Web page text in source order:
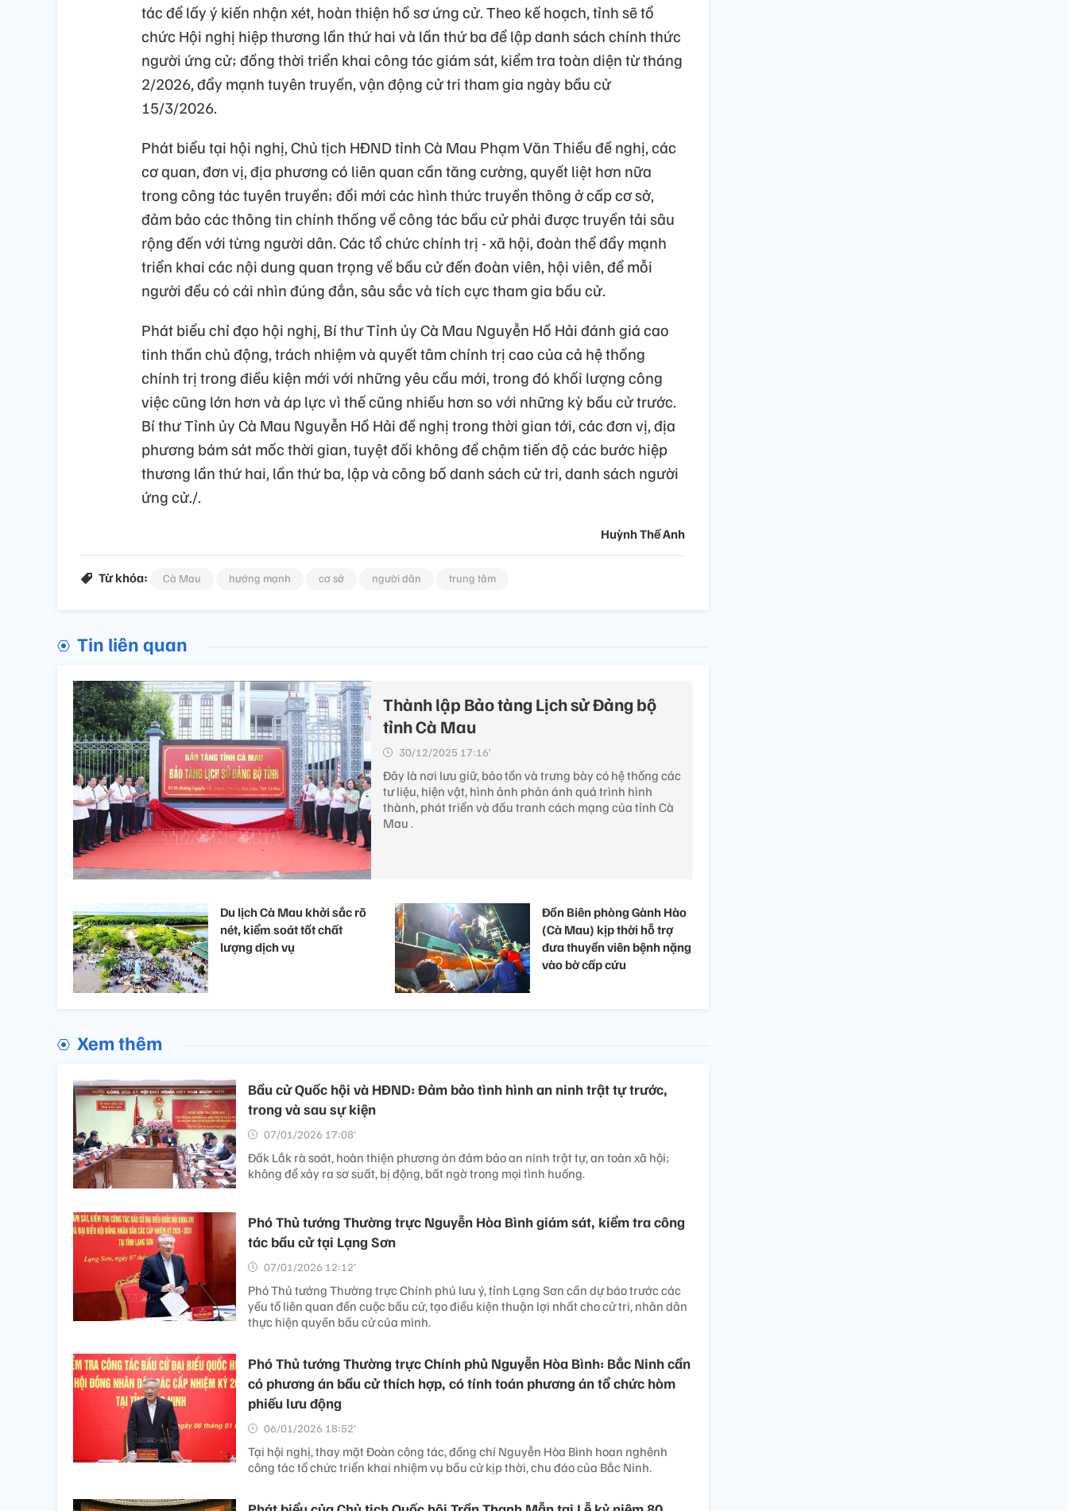
tác để lấy ý kiến nhận xét, hoàn thiện hồ sơ ứng cử. Theo kế hoạch, tỉnh sẽ tổ
chức Hội nghị hiệp thương lần thứ hai và lần thứ ba để lập danh sách chính thức
người ứng cử; đồng thời triển khai công tác giám sát, kiểm tra toàn diện từ tháng
2/2026, đẩy mạnh tuyên truyền, vận động cử tri tham gia ngày bầu cử
15/3/2026.
Phát biểu tại hội nghị, Chủ tịch HĐND tỉnh Cà Mau Phạm Văn Thiều đề nghị, các
cơ quan, đơn vị, địa phương có liên quan cần tăng cường, quyết liệt hơn nữa
trong công tác tuyên truyền; đổi mới các hình thức truyền thông ở cấp cơ sở,
đảm bảo các thông tin chính thống về công tác bầu cử phải được truyền tải sâu
rộng đến với từng người dân. Các tổ chức chính trị - xã hội, đoàn thể đẩy mạnh
triển khai các nội dung quan trọng về bầu cử đến đoàn viên, hội viên, để mỗi
người đều có cái nhìn đúng đắn, sâu sắc và tích cực tham gia bầu cử.
Phát biểu chỉ đạo hội nghị, Bí thư Tỉnh ủy Cà Mau Nguyễn Hồ Hải đánh giá cao
tinh thần chủ động, trách nhiệm và quyết tâm chính trị cao của cả hệ thống
chính trị trong điều kiện mới với những yêu cầu mới, trong đó khối lượng công
việc cũng lớn hơn và áp lực vì thế cũng nhiều hơn so với những kỳ bầu cử trước.
Bí thư Tỉnh ủy Cà Mau Nguyễn Hồ Hải đề nghị trong thời gian tới, các đơn vị, địa
phương bám sát mốc thời gian, tuyệt đối không để chậm tiến độ các bước hiệp
thương lần thứ hai, lần thứ ba, lập và công bố danh sách cử tri, danh sách người
ứng cử./.
Huỳnh Thế Anh
Từ khóa: Cà Mau hướng mạnh cơ sở người dân trung tâm
Tin liên quan
Thành lập Bảo tàng Lịch sử Đảng bộ
tỉnh Cà Mau
30/12/2025 17:16’
Đây là nơi lưu giữ, bảo tồn và trưng bày có hệ thống các
tư liệu, hiện vật, hình ảnh phản ánh quá trình hình
thành, phát triển và đấu tranh cách mạng của tỉnh Cà
Mau .
Du lịch Cà Mau khởi sắc rõ
nét, kiểm soát tốt chất
lượng dịch vụ
Đồn Biên phòng Gành Hào
(Cà Mau) kịp thời hỗ trợ
đưa thuyền viên bệnh nặng
vào bờ cấp cứu
Xem thêm
Bầu cử Quốc hội và HĐND: Đảm bảo tình hình an ninh trật tự trước,
trong và sau sự kiện
07/01/2026 17:08’
Đấk Lắk rà soát, hoàn thiện phương án đảm bảo an ninh trật tự, an toàn xã hội;
không để xảy ra sơ suất, bị động, bất ngờ trong mọi tình huống.
Phó Thủ tướng Thường trực Nguyễn Hòa Bình giám sát, kiểm tra công
tác bầu cử tại Lạng Sơn
07/01/2026 12:12’
Phó Thủ tướng Thường trực Chính phủ lưu ý, tỉnh Lạng Sơn cần dự báo trước các
yếu tố liên quan đến cuộc bầu cử, tạo điều kiện thuận lợi nhất cho cử tri, nhân dân
thực hiện quyền bầu cử của mình.
Phó Thủ tướng Thường trực Chính phủ Nguyễn Hòa Bình: Bắc Ninh cần
có phương án bầu cử thích hợp, có tính toán phương án tổ chức hòm
phiếu lưu động
06/01/2026 18:52’
Tại hội nghị, thay mặt Đoàn công tác, đồng chí Nguyễn Hòa Bình hoan nghênh
công tác tổ chức triển khai nhiệm vụ bầu cử kịp thời, chu đáo của Bắc Ninh.